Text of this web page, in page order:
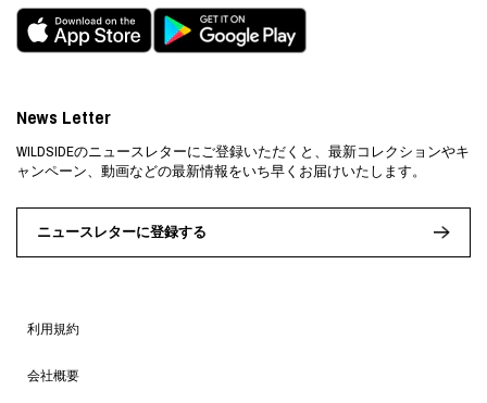
利用規約
会社概要
News Letter
WILDSIDEのニュースレターにご登録いただくと、最新コレクションやキ
ャンペーン、動画などの最新情報をいち早くお届けいたします。
ニュースレターに登録する